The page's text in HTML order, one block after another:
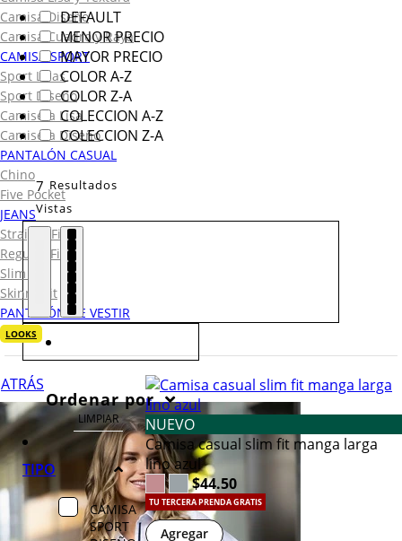
Camisa Diseño
Camisa Cuadro y Raya
CAMISA SPORT
Sport Lisas
Sport Diseño
Camiseta Lisa
Camiseta Diseño
PANTALÓN CASUAL
Chino
Five Pocket
JEANS
Straight Fit
Regular Fit
Slim Fit
Skinny Fit
PANTALÓN DE VESTIR
LOOKS
ATRÁS
DEFAULT
MENOR PRECIO
MAYOR PRECIO
COLOR A-Z
COLOR Z-A
COLECCION A-Z
COLECCION Z-A
7Resultados
Vistas
Ordenar por
LIMPIAR
TIPO
CAMISA
SPORT
NUEVO
Camisa casual slim fit manga larga
lino azul
$44.50
TU TERCERA PRENDA GRATIS
Agregar